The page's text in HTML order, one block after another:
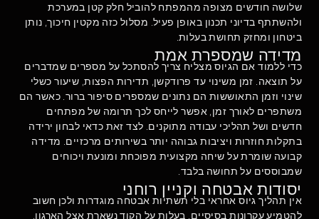
שלושה חודשים מצופה מהמפתח להוביל חלק קטן במערכת
ולהשתתף בדיוני תכנון באופן פעיל. מסלול כזה מקטין חיכוך, נותן
ביטחון ומחזק תחושת בעלות.
מדידה שמספרת אמת
כדי ללמוד אם הגיוס מצליח צריך להסתכל על מספרים שמדברים
על תוצאה. זמן משינוי עד פרודקשן, תדירות הפצות, שיעור כשלי
שינוי וזמן התאוששות הם נתונים שמספרים סיפור ברור. כאשר הם
משתפרים לאורך זמן, אפשר לייחס לכך תרומה של מפתחים
חדשים ושל תהליכי עבודה מתוקנים. לצד זאת כדאי לבחון ירידה
בתקלות חוזרות ויציבות גבוהה יותר בשירותים מרכזיים. מדידה
קבועה שומרת על שיחה מקצועית מפוכחת ומונעת ויכוחים
שמבוססים על תחושה בלבד.
יסודות אבטחה וקניין רוחני
אין תהליך גיוס אחראי בלי תשתיות אבטחה מוגדרות ולכן חשוב
להטמיע עקרונות בסיסיים. בעלות על הקוד נשארת אצל הארגון,